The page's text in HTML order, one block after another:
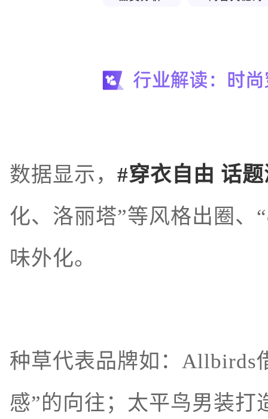
数据显示， #穿衣自由 话
化、洛丽塔”等风格出圈、
味外化。
种草代表品牌如： Allbirds
感”的向往；太平鸟男装打